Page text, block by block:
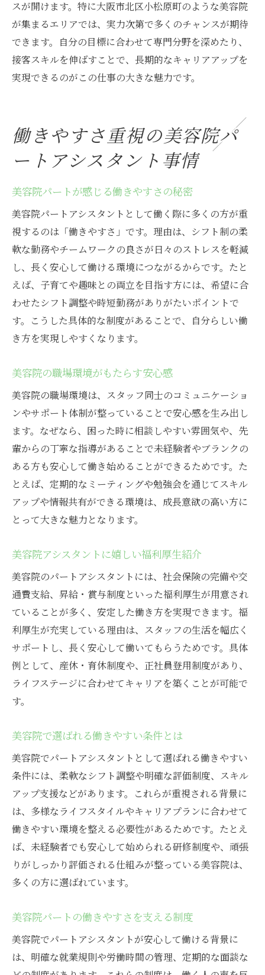
スが開けます。特に大阪市北区小松原町のような美容院
が集まるエリアでは、実力次第で多くのチャンスが期待
できます。自分の目標に合わせて専門分野を深めたり、
接客スキルを伸ばすことで、長期的なキャリアアップを
実現できるのがこの仕事の大きな魅力です。
働きやすさ重視の美容院パ
ートアシスタント事情
美容院パートが感じる働きやすさの秘密
美容院パートアシスタントとして働く際に多くの方が重
視するのは「働きやすさ」です。理由は、シフト制の柔
軟な勤務やチームワークの良さが日々のストレスを軽減
し、長く安心して働ける環境につながるからです。たと
えば、子育てや趣味との両立を目指す方には、希望に合
わせたシフト調整や時短勤務がありがたいポイントで
す。こうした具体的な制度があることで、自分らしい働
き方を実現しやすくなります。
美容院の職場環境がもたらす安心感
美容院の職場環境は、スタッフ同士のコミュニケーショ
ンやサポート体制が整っていることで安心感を生み出し
ます。なぜなら、困った時に相談しやすい雰囲気や、先
輩からの丁寧な指導があることで未経験者やブランクの
ある方も安心して働き始めることができるためです。た
とえば、定期的なミーティングや勉強会を通じてスキル
アップや情報共有ができる環境は、成長意欲の高い方に
とって大きな魅力となります。
美容院アシスタントに嬉しい福利厚生紹介
美容院のパートアシスタントには、社会保険の完備や交
通費支給、昇給・賞与制度といった福利厚生が用意され
ていることが多く、安定した働き方を実現できます。福
利厚生が充実している理由は、スタッフの生活を幅広く
サポートし、長く安心して働いてもらうためです。具体
例として、産休・育休制度や、正社員登用制度があり、
ライフステージに合わせてキャリアを築くことが可能で
す。
美容院で選ばれる働きやすい条件とは
美容院でパートアシスタントとして選ばれる働きやすい
条件には、柔軟なシフト調整や明確な評価制度、スキル
アップ支援などがあります。これらが重視される背景に
は、多様なライフスタイルやキャリアプランに合わせて
働きやすい環境を整える必要性があるためです。たとえ
ば、未経験者でも安心して始められる研修制度や、頑張
りがしっかり評価される仕組みが整っている美容院は、
多くの方に選ばれています。
美容院パートの働きやすさを支える制度
美容院でパートアシスタントが安心して働ける背景に
は、明確な就業規則や労働時間の管理、定期的な面談な